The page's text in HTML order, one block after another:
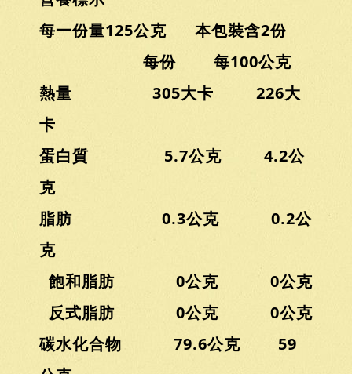
每一份量125公克 本包裝含2份
每份 每100公克
熱量 305大卡 226大
卡
蛋白質 5.7公克 4.2公
克
脂肪 0.3公克 0.2公
克
飽和脂肪 0公克 0公克
反式脂肪 0公克 0公克
碳水化合物 79.6公克 59